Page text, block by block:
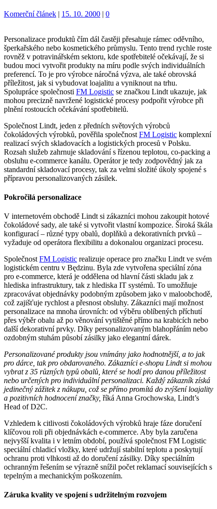
Kategorie:
Komerční článek | 15. 10. 2000 | 0
Personalizace produktů čím dál častěji přesahuje rámec oděvního,
šperkařského nebo kosmetického průmyslu. Tento trend rychle roste
rovněž v potravinářském sektoru, kde spotřebitelé očekávají, že si
budou moci vytvořit produkty na míru podle svých individuálních
preferencí. To je pro výrobce náročná výzva, ale také obrovská
příležitost, jak si vybudovat loajalitu a vyniknout na trhu.
Spolupráce společnosti FM Logistic se značkou Lindt ukazuje, jak
mohou precizně navržené logistické procesy podpořit výrobce při
plnění rostoucích očekávání spotřebitelů.
Společnost Lindt, jeden z předních světových výrobců
čokoládových výrobků, pověřila společnost FM Logistic komplexní
realizací svých skladovacích a logistických procesů v Polsku.
Rozsah služeb zahrnuje skladování s řízenou teplotou, co-packing a
obsluhu e-commerce kanálu. Operátor je tedy zodpovědný jak za
standardní skladovací procesy, tak za velmi složité úkoly spojené s
přípravou personalizovaných zásilek.
Pokročilá personalizace
V internetovém obchodě Lindt si zákazníci mohou zakoupit hotové
čokoládové sady, ale také si vytvořit vlastní kompozice. Široká škála
konfigurací – různé typy obalů, doplňků a dekorativních prvků –
vyžaduje od operátora flexibilitu a dokonalou organizaci procesu.
Společnost FM Logistic realizuje operace pro značku Lindt ve svém
logistickém centru v Będzinu. Byla zde vytvořena speciální zóna
pro e-commerce, která je oddělena od hlavní části skladu jak z
hlediska infrastruktury, tak z hlediska IT systémů. To umožňuje
zpracovávat objednávky podobným způsobem jako v maloobchodě,
což zajišťuje rychlost a přesnost obsluhy. Zákazníci mají možnost
personalizace na mnoha úrovních: od výběru oblíbených příchutí
přes výběr obalu až po věnování vytištěné přímo na krabicích nebo
další dekorativní prvky. Díky personalizovaným blahopřáním nebo
ozdobným stuhám působí zásilky jako elegantní dárek.
Personalizované produkty jsou vnímány jako hodnotnější, a to jak
pro dárce, tak pro obdarovaného. Zákazníci e-shopu Lindt si mohou
vybrat z 35 různých typů obalů, které se hodí pro danou příležitost
nebo určených pro individuální personalizaci. Každý zákazník získá
jedinečný zážitek z nákupu, což se přímo promítá do zvýšení loajality
a pozitivních hodnocení značky, říká Anna Grochowska, Lindt’s
Head of D2C.
Vzhledem k citlivosti čokoládových výrobků hraje fáze doručení
klíčovou roli při objednávkách e-commerce. Aby byla zaručena
nejvyšší kvalita i v letním období, používá společnost FM Logistic
speciální chladicí vložky, které udržují stabilní teplotu a poskytují
ochranu proti vlhkosti až do doručení zásilky. Díky speciálním
ochranným řešením se výrazně snížil počet reklamací souvisejících s
tepelným a mechanickým poškozením.
Záruka kvality ve spojení s udržitelným rozvojem